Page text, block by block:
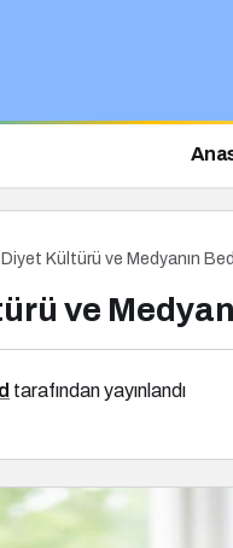
Diyet Kültürü ve Medyanın
ve
tarafından yayınlandı